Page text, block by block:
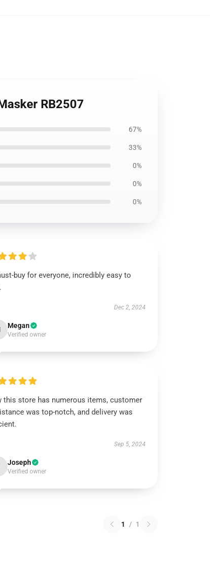
RB2507
67%
33%
0%
0%
0%
buy for everyone, incredibly easy to
Dec 2, 2024
Megan
Verified owner
this store has numerous items, customer
was top-notch, and delivery was
Sep 5, 2024
Joseph
Verified owner
1 / 1